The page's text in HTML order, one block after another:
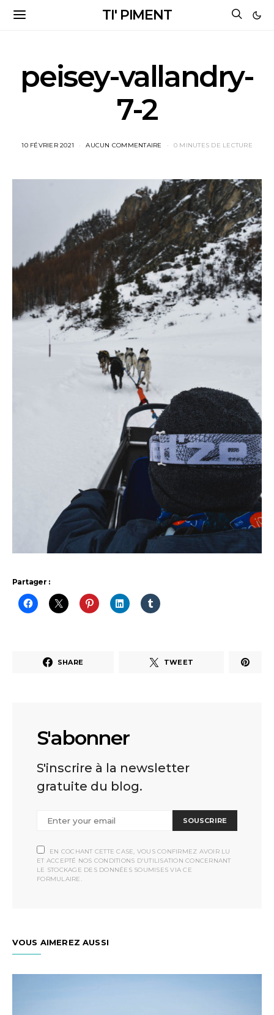
TI' PIMENT
peisey-vallandry-
7-2
10 FÉVRIER 2021 AUCUN COMMENTAIRE 0 MINUTES DE LECTURE
Partager :
SHARE TWEET
S'abonner
S'inscrire à la newsletter
gratuite du blog.
SOUSCRIRE
EN COCHANT CETTE CASE, VOUS CONFIRMEZ AVOIR LU
ET ACCEPTÉ NOS CONDITIONS D'UTILISATION CONCERNANT
LE STOCKAGE DES DONNÉES SOUMISES VIA CE
FORMULAIRE.
VOUS AIMEREZ AUSSI